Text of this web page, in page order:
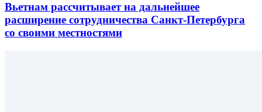
Вьетнам рассчитывает на дальнейшее
расширение сотрудничества Санкт-Петербурга
со своими местностями